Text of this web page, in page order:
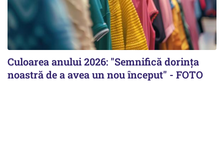
Culoarea anului 2026: "Semnifică dorința
noastră de a avea un nou început" - FOTO